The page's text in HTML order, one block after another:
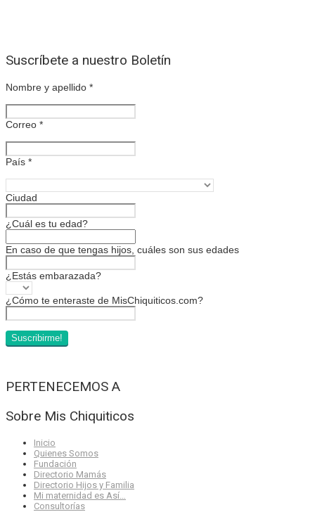
Suscríbete a nuestro Boletín
Nombre y apellido *
Correo *
País *
Ciudad
¿Cuál es tu edad?
En caso de que tengas hijos, cuáles son sus edades
¿Estás embarazada?
¿Cómo te enteraste de MisChiquiticos.com?
PERTENECEMOS A
Sobre Mis Chiquiticos
Inicio
Quienes Somos
Fundación
Directorio Mamás
Directorio Hijos y Familia
Mi maternidad es Así…
Consultorías